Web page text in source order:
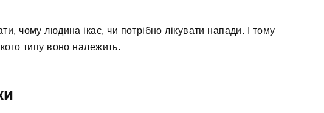
чому людина ікає, чи потрібно лікувати напади. І тому
типу воно належить.